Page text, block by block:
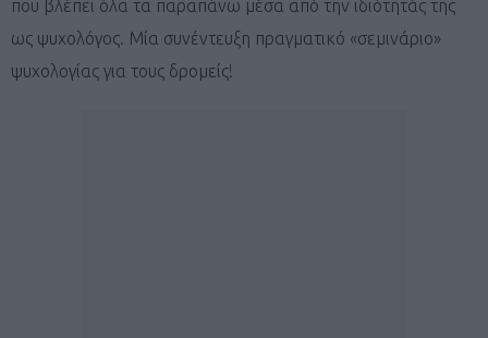
που βλέπει όλα τα παραπάνω μέσα από την ιδιότητάς της
ως ψυχολόγος. Μία συνέντευξη πραγματικό «σεμινάριο»
ψυχολογίας για τους δρομείς!